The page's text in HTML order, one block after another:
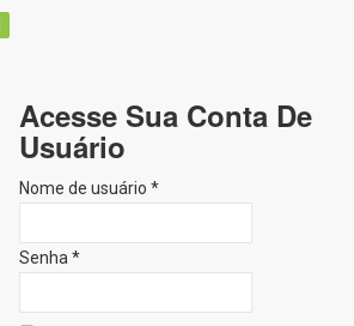
Acesse Sua Conta De
Usuário
Nome de usuário *
Senha *